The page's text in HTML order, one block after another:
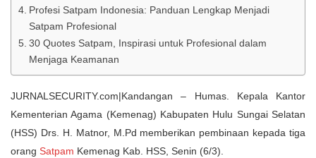
Profesi Satpam Indonesia: Panduan Lengkap Menjadi
Satpam Profesional
30 Quotes Satpam, Inspirasi untuk Profesional dalam
Menjaga Keamanan
JURNALSECURITY.com|Kandangan – Humas. Kepala Kantor
Kementerian Agama (Kemenag) Kabupaten Hulu Sungai Selatan
(HSS) Drs. H. Matnor, M.Pd memberikan pembinaan kepada tiga
orang Satpam Kemenag Kab. HSS, Senin (6/3).